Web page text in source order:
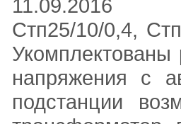
11.09.2016
Стп25/10/0,4,
напряжения с
подстанции